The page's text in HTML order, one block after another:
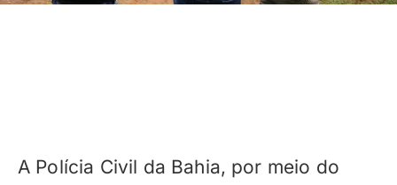
A Polícia Civil da Bahia, por meio do